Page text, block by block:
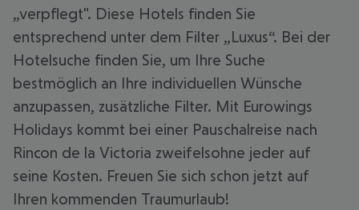
„verpflegt". Diese Hotels finden Sie
entsprechend unter dem Filter „Luxus“. Bei der
Hotelsuche finden Sie, um Ihre Suche
bestmöglich an Ihre individuellen Wünsche
anzupassen, zusätzliche Filter. Mit Eurowings
Holidays kommt bei einer Pauschalreise nach
Rincon de la Victoria zweifelsohne jeder auf
seine Kosten. Freuen Sie sich schon jetzt auf
Ihren kommenden Traumurlaub!